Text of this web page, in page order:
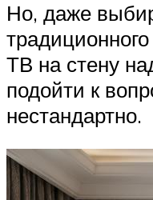
Но, даже
ТВ на стену
подойти к
нестандартно.